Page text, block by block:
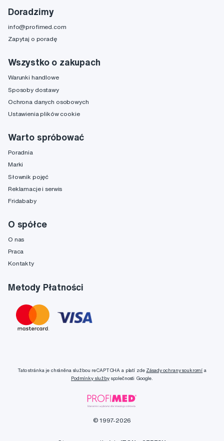
Doradzimy
info@profimed.com
Zapytaj o poradę
Wszystko o zakupach
Warunki handlowe
Sposoby dostawy
Ochrona danych osobowych
Ustawienia plików cookie
Warto spróbować
Poradnia
Marki
Słownik pojęć
Reklamacje i serwis
Fridababy
O spółce
O nas
Praca
Kontakty
Metody Płatności
Tato stránka je chráněna službou reCAPTCHA a platí zde Zásady ochrany soukromí a
Podmínky službyspolečnosti Google.
© 1997-2026